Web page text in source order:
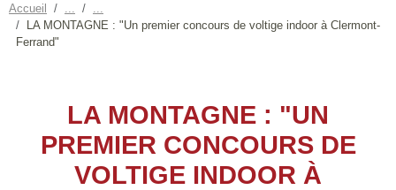
Accueil
LA MONTAGNE : "Un premier concours de voltige indoor à Clermont-
Ferrand"
LA MONTAGNE : "UN
PREMIER CONCOURS DE
VOLTIGE INDOOR À